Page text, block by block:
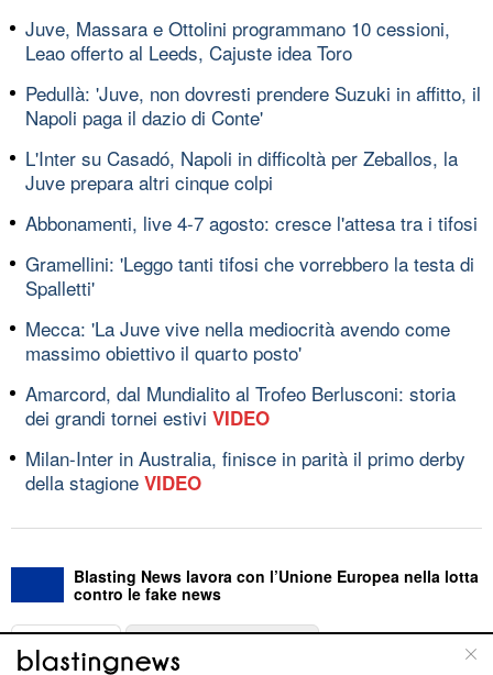
Juve, Massara e Ottolini programmano 10 cessioni,
Leao offerto al Leeds, Cajuste idea Toro
Pedullà: 'Juve, non dovresti prendere Suzuki in affitto, il
Napoli paga il dazio di Conte'
L'Inter su Casadó, Napoli in difficoltà per Zeballos, la
Juve prepara altri cinque colpi
Abbonamenti, live 4-7 agosto: cresce l'attesa tra i tifosi
Gramellini: 'Leggo tanti tifosi che vorrebbero la testa di
Spalletti'
Mecca: 'La Juve vive nella mediocrità avendo come
massimo obiettivo il quarto posto'
Amarcord, dal Mundialito al Trofeo Berlusconi: storia
dei grandi tornei estivi VIDEO
Milan-Inter in Australia, finisce in parità il primo derby
della stagione VIDEO
Blasting News lavora con l’Unione Europea nella lotta
contro le fake news
ABOUT